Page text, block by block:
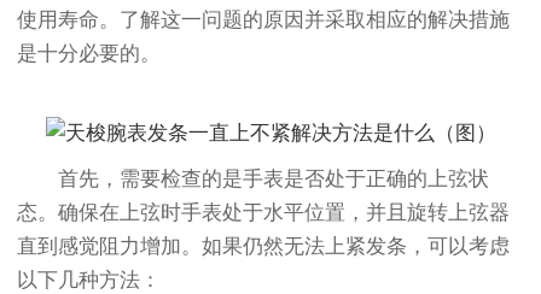
使用寿命。了解这一问题的原因并采取相应的解决措施
是十分必要的。
首先，需要检查的是手表是否处于正确的上弦状
态。确保在上弦时手表处于水平位置，并且旋转上弦器
直到感觉阻力增加。如果仍然无法上紧发条，可以考虑
以下几种方法：